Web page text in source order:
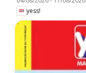
yess!